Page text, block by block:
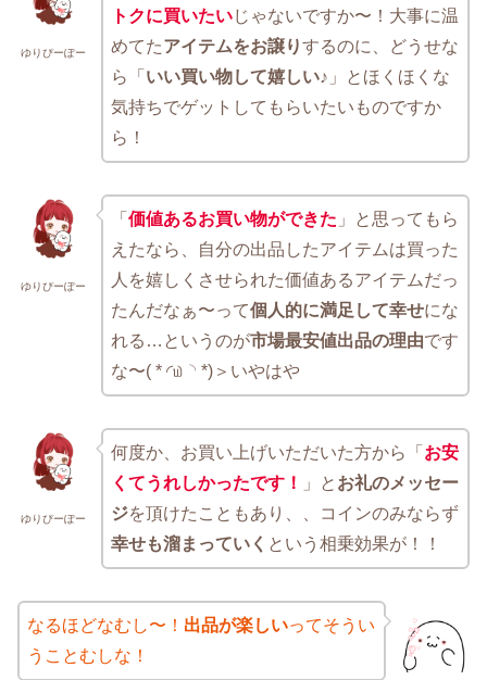
ゆりぴーぽー
トクに買いたいじゃないですか〜！大事に温
めてたアイテムをお譲りするのに、どうせな
ら「 いい買い物して嬉しい♪ 」とほくほくな
気持ちでゲットしてもらいたいものですか
ら！
ゆりぴーぽー
「 価値あるお買い物ができた 」と思ってもら
えたなら、自分の出品したアイテムは買った
人を嬉しくさせられた価値あるアイテムだっ
たんだなぁ〜って個人的に満足して幸せにな
れる…というのが市場最安値出品の理由です
な〜( * ◜௰◝ *)＞いやはや
ゆりぴーぽー
何度か、お買い上げいただいた方から「 お安
くてうれしかったです！
」と お礼のメッセー
ジを頂けたこともあり、、コインのみならず
幸せも溜まっていく という相乗効果が！！
なるほどなむし〜！ 出品が楽しいってそうい
うことむしな！